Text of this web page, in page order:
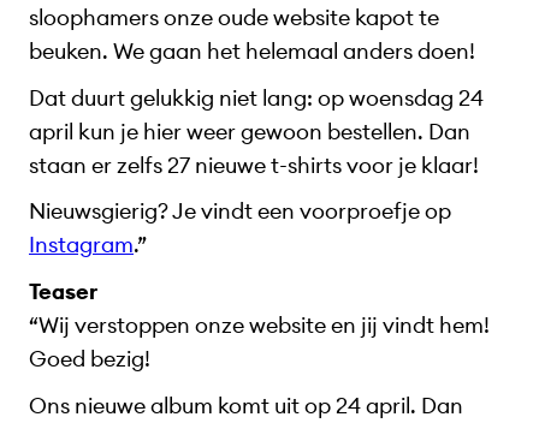
sloophamers onze oude website kapot te
beuken. We gaan het helemaal anders doen!
Dat duurt gelukkig niet lang: op woensdag 24
april kun je hier weer gewoon bestellen. Dan
staan er zelfs 27 nieuwe t-shirts voor je klaar!
Nieuwsgierig? Je vindt een voorproefje op
Instagram.”
Teaser
“Wij verstoppen onze website en jij vindt hem!
Goed bezig!
Ons nieuwe album komt uit op 24 april. Dan